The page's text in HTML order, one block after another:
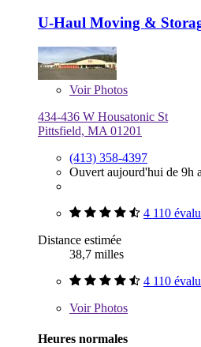
U-Haul Moving &
VoirPhotos
434-436 W Housatonic St
Pittsfield, MA 01201
(413) 358-4397
Ouvert aujourd'hui de 9h
4 110
Distance estimée
38,7 milles
4 110
VoirPhotos
Heures normales